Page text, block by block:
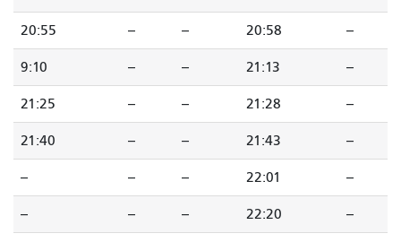
20:55 -- -- 20:58 --
9:10 -- -- 21:13 --
21:25 -- -- 21:28 --
21:40 -- -- 21:43 --
-- -- -- 22:01 --
-- -- -- 22:20 --